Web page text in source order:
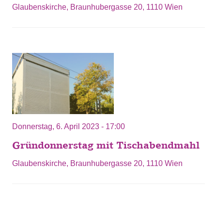
Glaubenskirche, Braunhubergasse 20, 1110 Wien
Donnerstag, 6. April 2023 - 17:00
Gründonnerstag mit Tischabendmahl
Glaubenskirche, Braunhubergasse 20, 1110 Wien